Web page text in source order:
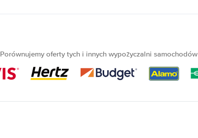
Porównujemy oferty tych i innych wypożyczalni samochodów